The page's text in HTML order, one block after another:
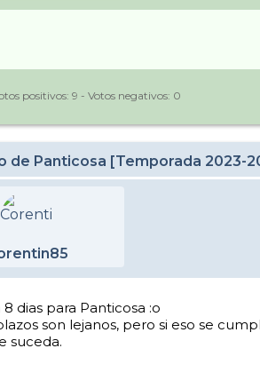
positivos: 9 - Votos negativos: 0
de Panticosa [Temporada 2023-
8 dias para Panticosa :o
son lejanos, pero si eso se
suceda.